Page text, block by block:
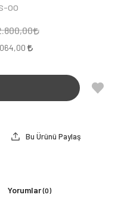
OO
Bu Ürünü Paylaş
Yorumlar(0)